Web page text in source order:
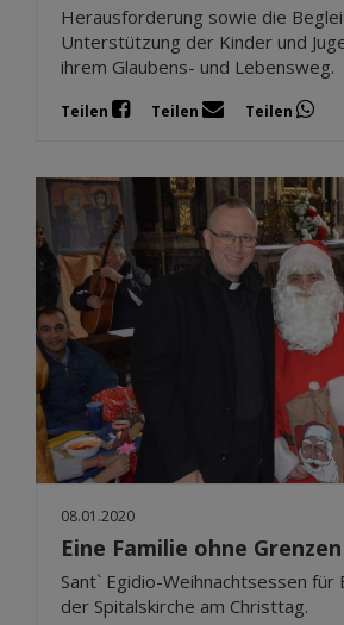
Herausforderung sowie die
Unterstützung der Kinder und
ihrem Glaubens- und Lebensweg.
Teilen Teilen Teilen
08.01.2020
Eine Familie ohne Grenzen
Sant` Egidio-Weihnachtsessen für
der Spitalskirche am Christtag.